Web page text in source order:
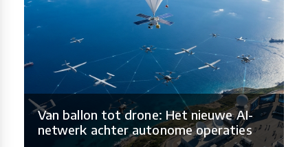
Van ballon tot drone: Het nieuwe AI-
netwerk achter autonome operaties